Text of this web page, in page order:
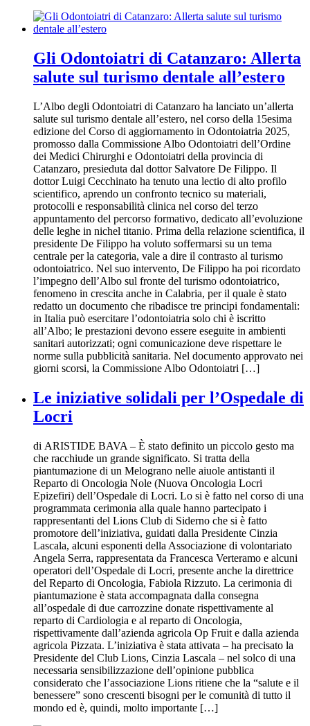
Gli Odontoiatri di Catanzaro: Allerta
salute sul turismo dentale all’estero
L’Albo degli Odontoiatri di Catanzaro ha lanciato un’allerta
salute sul turismo dentale all’estero, nel corso della 15esima
edizione del Corso di aggiornamento in Odontoiatria 2025,
promosso dalla Commissione Albo Odontoiatri dell’Ordine
dei Medici Chirurghi e Odontoiatri della provincia di
Catanzaro, presieduta dal dottor Salvatore De Filippo. Il
dottor Luigi Cecchinato ha tenuto una lectio di alto profilo
scientifico, aprendo un confronto tecnico su materiali,
protocolli e responsabilità clinica nel corso del terzo
appuntamento del percorso formativo, dedicato all’evoluzione
delle leghe in nichel titanio. Prima della relazione scientifica, il
presidente De Filippo ha voluto soffermarsi su un tema
centrale per la categoria, vale a dire il contrasto al turismo
odontoiatrico. Nel suo intervento, De Filippo ha poi ricordato
l’impegno dell’Albo sul fronte del turismo odontoiatrico,
fenomeno in crescita anche in Calabria, per il quale è stato
redatto un documento che ribadisce tre principi fondamentali:
in Italia può esercitare l’odontoiatria solo chi è iscritto
all’Albo; le prestazioni devono essere eseguite in ambienti
sanitari autorizzati; ogni comunicazione deve rispettare le
norme sulla pubblicità sanitaria. Nel documento approvato nei
giorni scorsi, la Commissione Albo Odontoiatri […]
Le iniziative solidali per l’Ospedale di
Locri
di ARISTIDE BAVA – È stato definito un piccolo gesto ma
che racchiude un grande significato. Si tratta della
piantumazione di un Melograno nelle aiuole antistanti il
Reparto di Oncologia Nole (Nuova Oncologia Locri
Epizefiri) dell’Ospedale di Locri. Lo si è fatto nel corso di una
programmata cerimonia alla quale hanno partecipato i
rappresentanti del Lions Club di Siderno che si è fatto
promotore dell’iniziativa, guidati dalla Presidente Cinzia
Lascala, alcuni esponenti della Associazione di volontariato
Angela Serra, rappresentata da Francesca Verteramo e alcuni
operatori dell’Ospedale di Locri, presente anche la direttrice
del Reparto di Oncologia, Fabiola Rizzuto. La cerimonia di
piantumazione è stata accompagnata dalla consegna
all’ospedale di due carrozzine donate rispettivamente al
reparto di Cardiologia e al reparto di Oncologia,
rispettivamente dall’azienda agricola Op Fruit e dalla azienda
agricola Pizzata. L’iniziativa è stata attivata – ha precisato la
Presidente del Club Lions, Cinzia Lascala – nel solco di una
necessaria sensibilizzazione dell’opinione pubblica
considerato che l’associazione Lions ritiene che la “salute e il
benessere” sono crescenti bisogni per le comunità di tutto il
mondo ed è, quindi, molto importante […]